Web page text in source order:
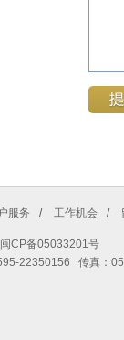
服务 / 工作机会 /
CP备05033201号
22350156 传真：